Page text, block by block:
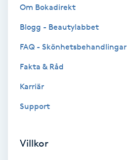
Celluliter
Coachning
Cryoterapi
Damklippning
Om Bokadirekt
Blogg - Beautylabbet
FAQ - Skönhetsbehandlingar
Fakta & Råd
Karriär
Support
Villkor